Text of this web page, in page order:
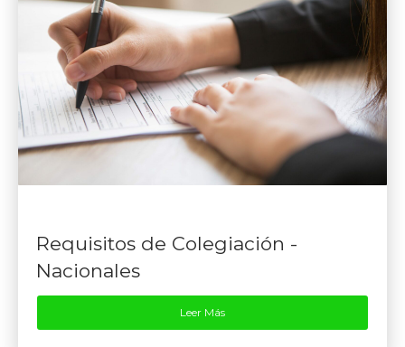
Requisitos de Colegiación -
Nacionales
Leer Más